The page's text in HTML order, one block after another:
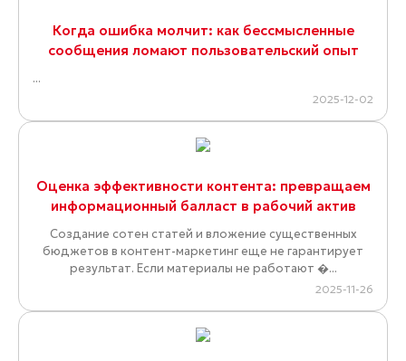
Когда ошибка молчит: как бессмысленные
сообщения ломают пользовательский опыт
...
2025-12-02
Оценка эффективности контента: превращаем
информационный балласт в рабочий актив
Создание сотен статей и вложение существенных
бюджетов в контент-маркетинг еще не гарантирует
результат. Если материалы не работают �...
2025-11-26